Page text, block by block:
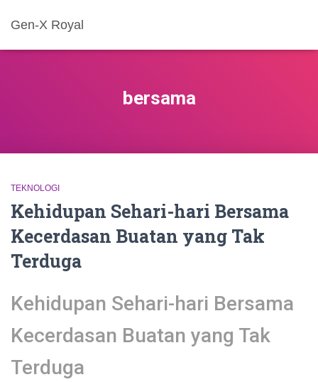
Gen-X Royal
bersama
TEKNOLOGI
Kehidupan Sehari-hari Bersama
Kecerdasan Buatan yang Tak
Terduga
Kehidupan Sehari-hari Bersama
Kecerdasan Buatan yang Tak
Terduga